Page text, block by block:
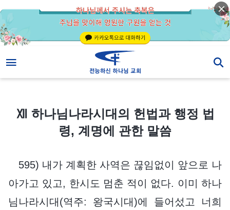
Ⅻ 하나님나라시대의 헌법과 행정 법령, 계명에 관한 말씀
Ⅻ 하나님나라시대의 헌법과 행정 법
령, 계명에 관한 말씀
595) 내가 계획한 사역은 끊임없이 앞으로 나
아가고 있고, 한시도 멈춘 적이 없다. 이미 하나
님나라시대(역주: 왕국시대)에 들어섰고 너희